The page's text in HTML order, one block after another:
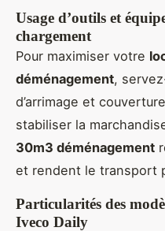
Usage d’outils et
chargement
Pour maximiser votre
déménagement,
d’arrimage et
stabiliser la
30m3 déménagement
et rendent le transport
Particularités des
Iveco Daily